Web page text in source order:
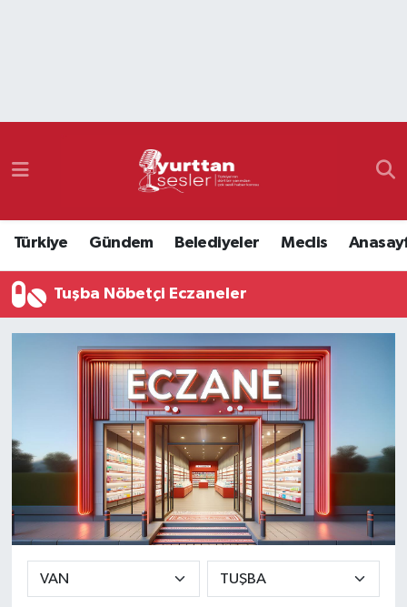
Türkiye Gündem Belediyeler Meclis
Tuşba Nöbetçi Eczaneler
Namaz Vakitleri
Süper Lig Puan Durumu ve Fikstür
Tüm Manşetler
Son Dakika Haberleri
Haber Arşivi